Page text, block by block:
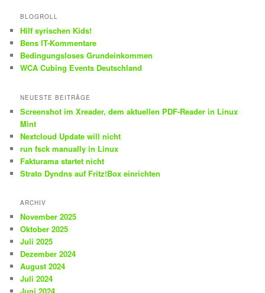
BLOGROLL
Hilf syrischen Kids!
Bens IT-Kommentare
Bedingungsloses Grundeinkommen
WCA Cubing Events Deutschland
NEUESTE BEITRÄGE
Screenshot im Xreader, dem aktuellen PDF-Reader in Linux
Mint
Nextcloud Update will nicht
run fsck manually in Linux
Fakturama startet nicht
Strato Dyndns auf Fritz!Box einrichten
ARCHIV
November 2025
Oktober 2025
Juli 2025
Dezember 2024
August 2024
Juli 2024